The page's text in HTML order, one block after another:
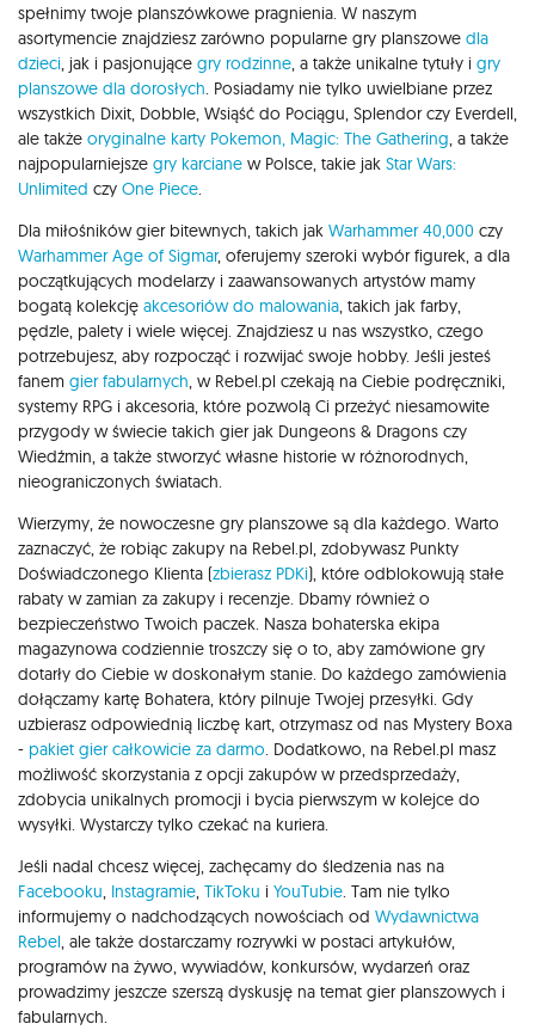
spełnimy twoje planszówkowe pragnienia. W naszym
asortymencie znajdziesz zarówno popularne gry planszowe dla
dzieci, jak i pasjonujące gry rodzinne, a także unikalne tytuły i gry
planszowe dla dorosłych. Posiadamy nie tylko uwielbiane przez
wszystkich Dixit, Dobble, Wsiąść do Pociągu, Splendor czy Everdell,
ale także oryginalne karty Pokemon, Magic: The Gathering, a także
najpopularniejsze gry karciane w Polsce, takie jak Star Wars:
Unlimited czy One Piece.
Dla miłośników gier bitewnych, takich jak Warhammer 40,000 czy
Warhammer Age of Sigmar, oferujemy szeroki wybór figurek, a dla
początkujących modelarzy i zaawansowanych artystów mamy
bogatą kolekcję akcesoriów do malowania, takich jak farby,
pędzle, palety i wiele więcej. Znajdziesz u nas wszystko, czego
potrzebujesz, aby rozpocząć i rozwijać swoje hobby. Jeśli jesteś
fanem gier fabularnych, w Rebel.pl czekają na Ciebie podręczniki,
systemy RPG i akcesoria, które pozwolą Ci przeżyć niesamowite
przygody w świecie takich gier jak Dungeons & Dragons czy
Wiedźmin, a także stworzyć własne historie w różnorodnych,
nieograniczonych światach.
Wierzymy, że nowoczesne gry planszowe są dla każdego. Warto
zaznaczyć, że robiąc zakupy na Rebel.pl, zdobywasz Punkty
Doświadczonego Klienta (zbierasz PDKi), które odblokowują stałe
rabaty w zamian za zakupy i recenzje. Dbamy również o
bezpieczeństwo Twoich paczek. Nasza bohaterska ekipa
magazynowa codziennie troszczy się o to, aby zamówione gry
dotarły do Ciebie w doskonałym stanie. Do każdego zamówienia
dołączamy kartę Bohatera, który pilnuje Twojej przesyłki. Gdy
uzbierasz odpowiednią liczbę kart, otrzymasz od nas Mystery Boxa
- pakiet gier całkowicie za darmo. Dodatkowo, na Rebel.pl masz
możliwość skorzystania z opcji zakupów w przedsprzedaży,
zdobycia unikalnych promocji i bycia pierwszym w kolejce do
wysyłki. Wystarczy tylko czekać na kuriera.
Jeśli nadal chcesz więcej, zachęcamy do śledzenia nas na
Facebooku, Instagramie, TikToku i YouTubie. Tam nie tylko
informujemy o nadchodzących nowościach od Wydawnictwa
Rebel, ale także dostarczamy rozrywki w postaci artykułów,
programów na żywo, wywiadów, konkursów, wydarzeń oraz
prowadzimy jeszcze szerszą dyskusję na temat gier planszowych i
fabularnych.